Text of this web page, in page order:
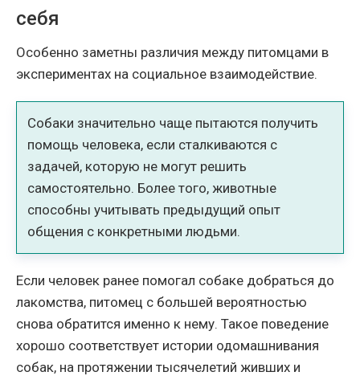
себя
Особенно заметны различия между питомцами в
экспериментах на социальное взаимодействие.
Собаки значительно чаще пытаются получить
помощь человека, если сталкиваются с
задачей, которую не могут решить
самостоятельно. Более того, животные
способны учитывать предыдущий опыт
общения с конкретными людьми.
Если человек ранее помогал собаке добраться до
лакомства, питомец с большей вероятностью
снова обратится именно к нему. Такое поведение
хорошо соответствует истории одомашнивания
собак, на протяжении тысячелетий живших и